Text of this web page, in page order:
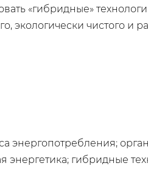
«гибридные»
экологически чистого и
энергопотребления;
энергетика; гибридные